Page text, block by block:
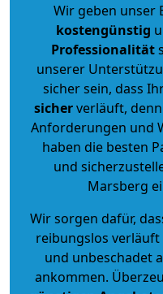
Wir geben unser
kostengünstig
Professionalität
unserer
sicher sein, dass
sicherverläuft,
Anforderungen und
haben die besten
und
Marsberg
Wir sorgen dafür,
reibungslos verläuft
und unbeschadet
ankommen.